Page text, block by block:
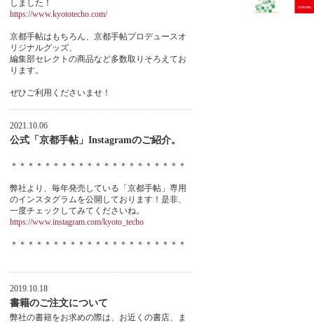
しました！
https://www.kyototecho.com/
京都手帖はもちろん、京都手帖プロデュースオ
リジナルグッズ、
編集部セレクトの商品など多数取りそろえてお
ります。
ぜひご利用くださいませ！
2021.10.06
公式「京都手帖」Instagramのご紹介。
＊＊＊＊＊＊＊＊＊＊＊＊＊＊＊＊＊＊＊＊＊
弊社より、毎年発売している「京都手帖」専用
のインスタグラムを公開しております！是非、
一度チェックしてみてくださいね。
https://www.instagram.com/kyoto_techo
＊＊＊＊＊＊＊＊＊＊＊＊＊＊＊＊＊＊＊＊＊
2019.10.18
書籍のご注文について
弊社の書籍をお求めの際は、お近くの書店、ま